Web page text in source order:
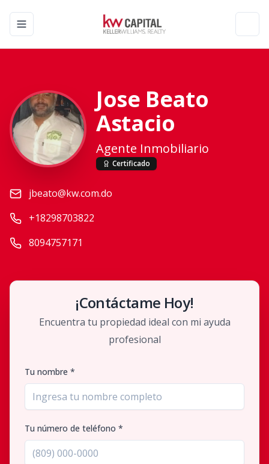
Toggle navigation menu
Jose Beato
Astacio
Agente Inmobiliario
Certificado
jbeato@kw.com.do
+18298703822
8094757171
¡Contáctame Hoy!
Encuentra tu propiedad ideal con mi ayuda
profesional
Tu nombre *
Tu número de teléfono *